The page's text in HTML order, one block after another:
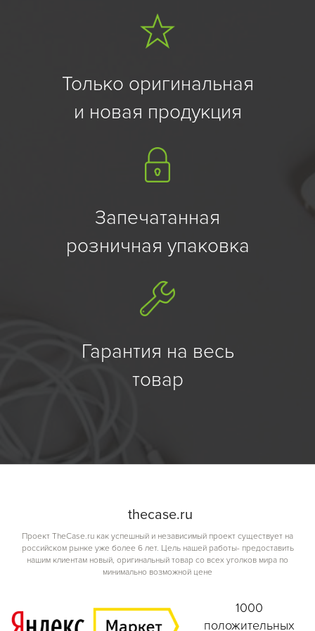
видеосъемки составляет 1920x1080.
Смартфон поддерживает беспроводную связь Wi-Fi, Bluetooth,
NFC и GPS. Также он оснащен гироскопом, акселерометром,
Смартфон Xiaomi Redmi Note 14 Pro 12/512 ГБ Global - это
отличным выбором для тех, кто ценит качество и
производительность.
Только оригинальная
и новая продукция
Запечатанная
розничная упаковка
Гарантия на весь
товар
thecase.ru
Проект TheCase.ru как успешный и независимый проект существует на
российском рынке уже более 6 лет. Цель нашей работы- предоставить
нашим клиентам новый, оригинальный товар со всех уголков мира по
минимально возможной цене
1000
положительных